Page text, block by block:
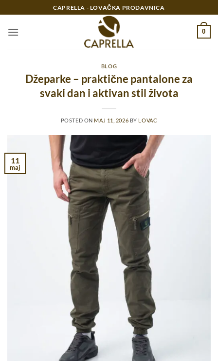
na
sadržaj
CAPRELLA - LOVAČKA PRODAVNICA
0
BLOG
Džeparke – praktične pantalone za
svaki dan i aktivan stil života
POSTED ON MAJ 11, 2026 BY LOVAC
11
maj